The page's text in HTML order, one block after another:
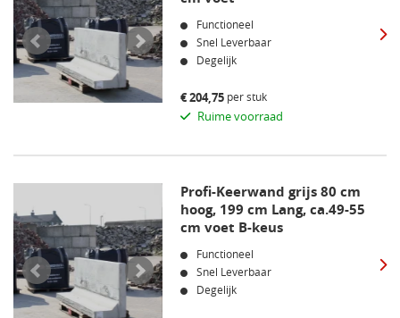
Functioneel
Snel Leverbaar
Degelijk
€204,75 per stuk
Ruime voorraad
Profi-Keerwand grijs 80 cm
hoog, 199 cm Lang, ca.49-55
cm voet B-keus
Functioneel
Snel Leverbaar
Degelijk